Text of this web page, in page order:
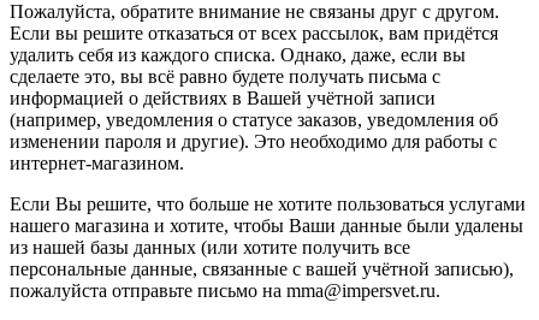
Пожалуйста, обратите внимание не связаны друг с другом.
Если вы решите отказаться от всех рассылок, вам придётся
удалить себя из каждого списка. Однако, даже, если вы
сделаете это, вы всё равно будете получать письма с
информацией о действиях в Вашей учётной записи
(например, уведомления о статусе заказов, уведомления об
изменении пароля и другие). Это необходимо для работы с
интернет-магазином.
Если Вы решите, что больше не хотите пользоваться услугами
нашего магазина и хотите, чтобы Ваши данные были удалены
из нашей базы данных (или хотите получить все
персональные данные, связанные с вашей учётной записью),
пожалуйста отправьте письмо на mma@impersvet.ru.